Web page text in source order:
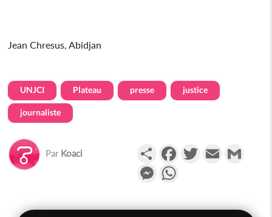
Jean Chresus, Abidjan
UNJCI Plateau presse justice
journaliste
Par Koaci PartagerFacebookTwitterEmail
Messenger